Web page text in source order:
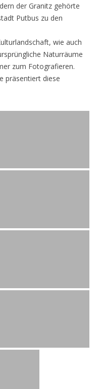
der Granitz gehörte
Putbus zu den
wie auch
Naturräume
zum Fotografieren.
präsentiert diese